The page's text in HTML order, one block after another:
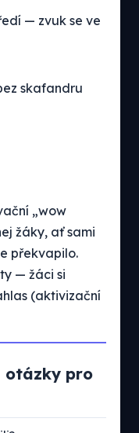
— zvuk se ve
skafandru
„wow
žáky, ať sami
překvapilo.
— žáci si
(aktivizační
otázky pro